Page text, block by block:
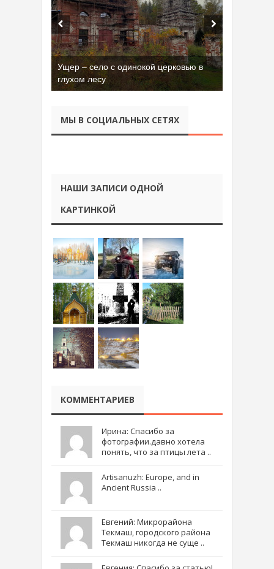
Ущер – село с одинокой церковью в
глухом лесу
МЫ В СОЦИАЛЬНЫХ СЕТЯХ
НАШИ ЗАПИСИ ОДНОЙ
КАРТИНКОЙ
КОММЕНТАРИЕВ
Ирина: Спасибо за
фотографии.давно хотела
понять, что за птицы лета ..
Artisanuzh: Europe, and in
Ancient Russia ..
Евгений: Микрорайона
Текмаш, городского района
Текмаш никогда не суще ..